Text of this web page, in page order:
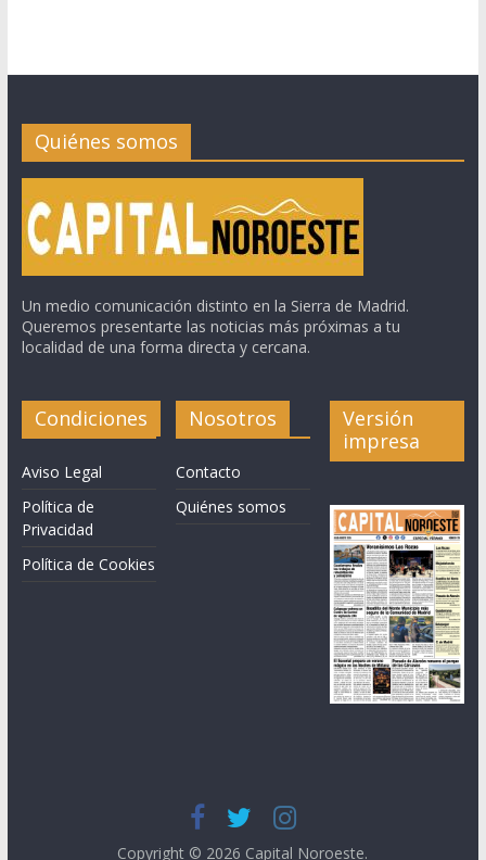
Quiénes somos
Un medio comunicación distinto en la Sierra de Madrid.
Queremos presentarte las noticias más próximas a tu
localidad de una forma directa y cercana.
Condiciones
Aviso Legal
Política de
Privacidad
Política de Cookies
Nosotros
Contacto
Quiénes somos
Versión
impresa
Copyright © 2026 Capital Noroeste.